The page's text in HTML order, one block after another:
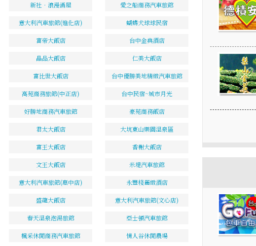
新社‧浪漫滿屋 愛之船商務汽車旅館
意大利汽車旅館(進化店) 蝴蝶犬球球民宿
富帝大飯店 台中金典酒店
晶品大飯店 仁美大飯店
富比世大飯店 台中優勝美地精緻汽車旅館
高苑商務旅館(中正店) 台中民宿~城市月光
好勝地商務汽車旅館 豪苑商務飯店
君太大飯店 大坑東山樂園溫泉區
富王大飯店 香榭大飯店
文王大飯店 米堤汽車旅館
意大利汽車旅館(惠中店) 永豐棧麗緻酒店
盛龍大飯店 意大利汽車旅館(文心店)
春天溫泉泡湯旅館 亞士頓汽車旅館
楓采休閒商務汽車旅館 情人谷休閒農場